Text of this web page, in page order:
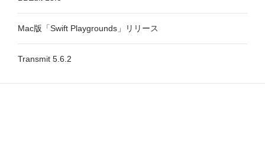
Mac版「Swift Playgrounds」リリース
Transmit 5.6.2